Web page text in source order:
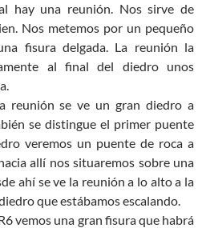
hay una reunión. Nos sirve de
Nos metemos por un pequeño
fisura delgada. La reunión la
al final del diedro unos
reunión se ve un gran diedro a
se distingue el primer puente
veremos un puente de roca a
allí nos situaremos sobre una
ahí se ve la reunión a lo alto a la
que estábamos escalando.
vemos una gran fisura que habrá